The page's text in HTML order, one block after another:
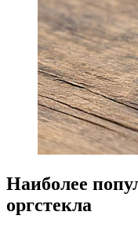
Наиболее
оргстекла